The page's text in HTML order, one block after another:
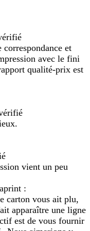
correspondance et
avec le fini
qualité-prix est
vient un peu
:
carton vous ait plu,
apparaître une ligne
est de vous fournir